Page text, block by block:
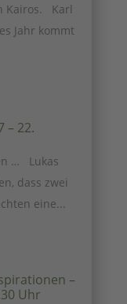
Kairos. Karl
Jahr kommt
– 22.
… Lukas
dass zwei
eine...
–
Uhr